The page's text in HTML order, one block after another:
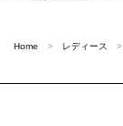
Home レディース